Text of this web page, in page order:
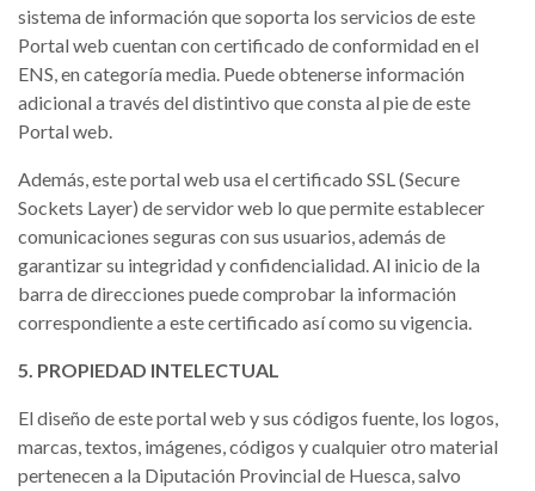
sistema de información que soporta los servicios de este
Portal web cuentan con certificado de conformidad en el
ENS, en categoría media. Puede obtenerse información
adicional a través del distintivo que consta al pie de este
Portal web.
Además, este portal web usa el certificado SSL (Secure
Sockets Layer) de servidor web lo que permite establecer
comunicaciones seguras con sus usuarios, además de
garantizar su integridad y confidencialidad. Al inicio de la
barra de direcciones puede comprobar la información
correspondiente a este certificado así como su vigencia.
5. PROPIEDAD INTELECTUAL
El diseño de este portal web y sus códigos fuente, los logos,
marcas, textos, imágenes, códigos y cualquier otro material
pertenecen a la Diputación Provincial de Huesca, salvo